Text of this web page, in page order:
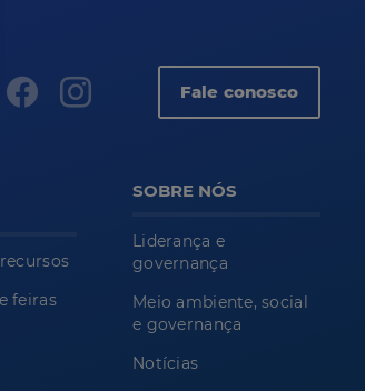
Fale conosco
feiras
SOBRE NÓS
Liderança e
governança
Meio ambiente, social
e governança
Notícias